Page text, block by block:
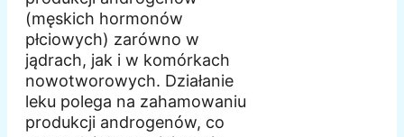
(męskich hormonów
płciowych) zarówno w
jądrach, jak i w komórkach
nowotworowych. Działanie
leku polega na zahamowaniu
produkcji androgenów, co